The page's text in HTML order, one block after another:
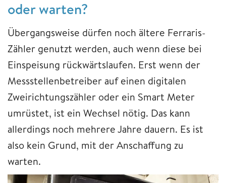
oder warten?
Übergangsweise dürfen noch ältere Ferraris-
Zähler genutzt werden, auch wenn diese bei
Einspeisung rückwärtslaufen. Erst wenn der
Messstellenbetreiber auf einen digitalen
Zweirichtungszähler oder ein Smart Meter
umrüstet, ist ein Wechsel nötig. Das kann
allerdings noch mehrere Jahre dauern. Es ist
also kein Grund, mit der Anschaffung zu
warten.